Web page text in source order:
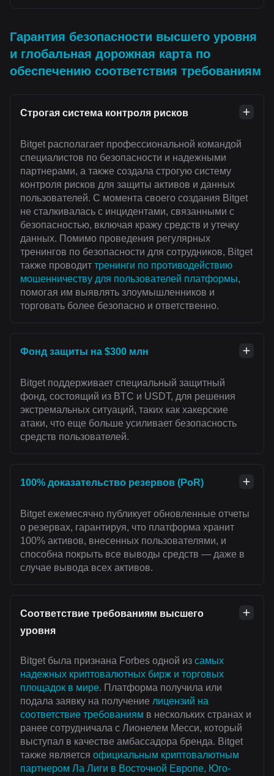
Гарантия безопасности высшего уровня
и глобальная дорожная карта по
обеспечению соответствия требованиям
Строгая система контроля рисков
Bitget располагает профессиональной командой
специалистов по безопасности и надежными
партнерами, а также создала строгую систему
контроля рисков для защиты активов и данных
пользователей. С момента своего создания Bitget
не сталкивалась с инцидентами, связанными с
безопасностью, включая кражу средств и утечку
данных. Помимо проведения регулярных
тренингов по безопасности для сотрудников, Bitget
также проводит тренинги по противодействию
мошенничеству для пользователей платформы,
помогая им выявлять злоумышленников и
торговать более безопасно и ответственно.
Фонд защиты на $300 млн
Bitget поддерживает специальный защитный
фонд, состоящий из BTC и USDT, для решения
экстремальных ситуаций, таких как хакерские
атаки, что еще больше усиливает безопасность
средств пользователей.
100% доказательство резервов (PoR)
Bitget ежемесячно публикует обновленные отчеты
о резервах, гарантируя, что платформа хранит
100% активов, внесенных пользователями, и
способна покрыть все выводы средств — даже в
случае вывода всех активов.
Соответствие требованиям высшего
уровня
Bitget была признана Forbes одной из самых
надежных криптовалютных бирж и торговых
площадок в мире. Платформа получила или
подала заявку на получение лицензий на
соответствие требованиям в нескольких странах и
ранее сотрудничала с Лионелем Месси, который
выступал в качестве амбассадора бренда. Bitget
также является официальным криптовалютным
партнером Ла Лиги в Восточной Европе, Юго-